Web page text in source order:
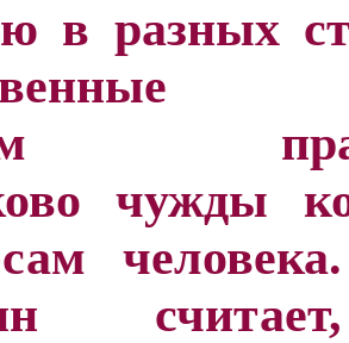
в разных
чужды